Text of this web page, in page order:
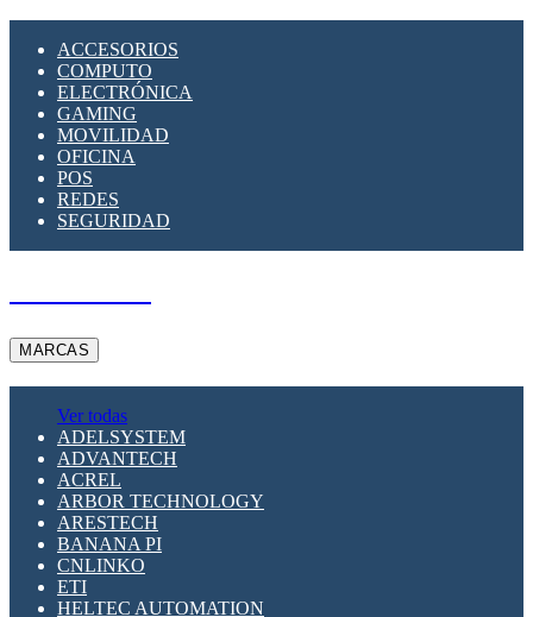
SUPRESOR DE TRANSIENTES SPDS PARA
APLICACIONES FOTOVOLTAICAS
ACCESORIOS
COMPUTO
ELECTRÓNICA
GAMING
MOVILIDAD
OFICINA
POS
REDES
SEGURIDAD
MARCAS
Ver todas
ADELSYSTEM
ADVANTECH
ACREL
ARBOR TECHNOLOGY
ARESTECH
BANANA PI
CNLINKO
ETI
HELTEC AUTOMATION